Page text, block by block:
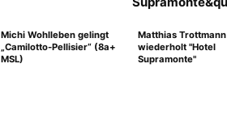
Michi Wohlleben gelingt
„Camilotto-Pellisier“ (8a+
MSL)
Matthias Trottmann
wiederholt "Hotel
Supramonte"